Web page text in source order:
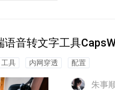
语音转文字工具
工具 内网穿透 配置
朱事